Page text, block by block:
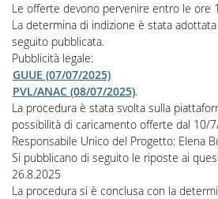
Le offerte devono pervenire entro le ore
La determina di indizione è stata
seguito pubblicata.
Pubblicità legale:
GUUE (07/07/2025)
PVL/ANAC (08/07/2025).
La procedura è stata svolta sulla
possibilità di caricamento offerte dal 10/
Responsabile Unico del Progetto: Elena
Si pubblicano di seguito le riposte ai
26.8.2025
La procedura si è conclusa con la